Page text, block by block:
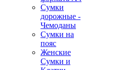
Сумки
дорожные -
Чемоданы
Сумки на
пояс
Женские
Сумки и